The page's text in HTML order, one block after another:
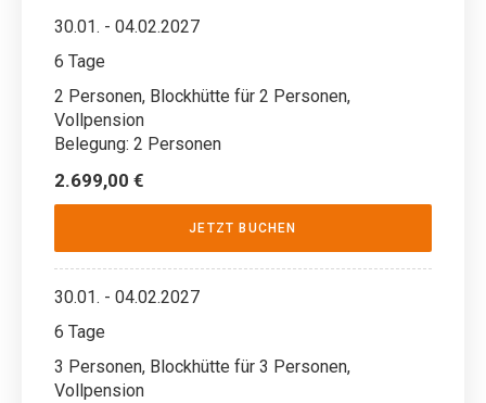
30.01. - 04.02.2027
6 Tage
2 Personen, Blockhütte für 2 Personen,
Vollpension
Belegung: 2 Personen
2.699,00 €
JETZT BUCHEN
30.01. - 04.02.2027
6 Tage
3 Personen, Blockhütte für 3 Personen,
Vollpension